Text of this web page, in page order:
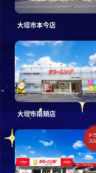
大垣市本今店
大垣市南頬店